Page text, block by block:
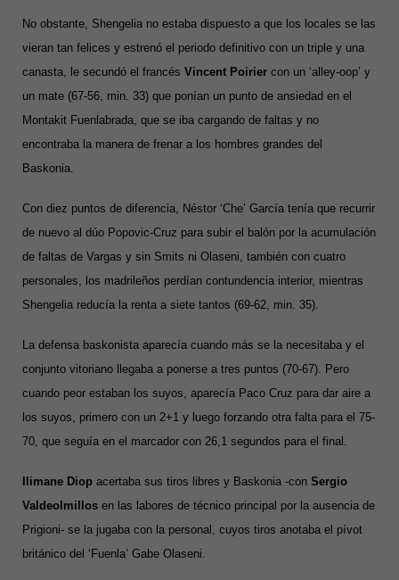
No obstante, Shengelia no estaba dispuesto a que los locales se las
vieran tan felices y estrenó el periodo definitivo con un triple y una
canasta, le secundó el francés Vincent Poirier con un ‘alley-oop’ y
un mate (67-56, min. 33) que ponían un punto de ansiedad en el
Montakit Fuenlabrada, que se iba cargando de faltas y no
encontraba la manera de frenar a los hombres grandes del
Baskonia.
Con diez puntos de diferencia, Néstor ‘Che’ García tenía que recurrir
de nuevo al dúo Popovic-Cruz para subir el balón por la acumulación
de faltas de Vargas y sin Smits ni Olaseni, también con cuatro
personales, los madrileños perdían contundencia interior, mientras
Shengelia reducía la renta a siete tantos (69-62, min. 35).
La defensa baskonista aparecía cuando más se la necesitaba y el
conjunto vitoriano llegaba a ponerse a tres puntos (70-67). Pero
cuando peor estaban los suyos, aparecía Paco Cruz para dar aire a
los suyos, primero con un 2+1 y luego forzando otra falta para el 75-
70, que seguía en el marcador con 26,1 segundos para el final.
Ilimane Diop acertaba sus tiros libres y Baskonia -con Sergio
Valdeolmillos en las labores de técnico principal por la ausencia de
Prigioni- se la jugaba con la personal, cuyos tiros anotaba el pívot
británico del ‘Fuenla’ Gabe Olaseni.